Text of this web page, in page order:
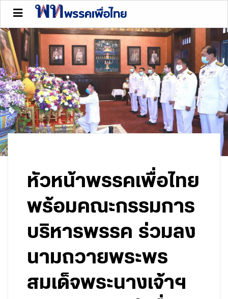
หัวหน้าพรรคเพื่อไทย
พร้อมคณะกรรมการ
บริหารพรรค ร่วมลง
นามถวายพระพร
สมเด็จพระนางเจ้าฯ